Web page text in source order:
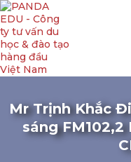
Mr Trịnh Khắc
sáng